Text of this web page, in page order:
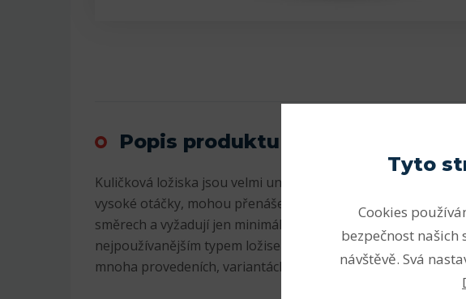
Popis produktu
Kuličková ložiska jsou velmi univerzální. Jsou vhodná pro
vysoké otáčky, mohou přenášet radiální i axiální zatížení v
směrech a vyžadují jen minimální údržbu. Protože jsou
nejpoužívanějším typem ložisek, jsou v sortimentu SKF k
mnoha provedeních, variantách a velikostech.
Tyto
Cookies
bezpečnost
návštěvě. Svá